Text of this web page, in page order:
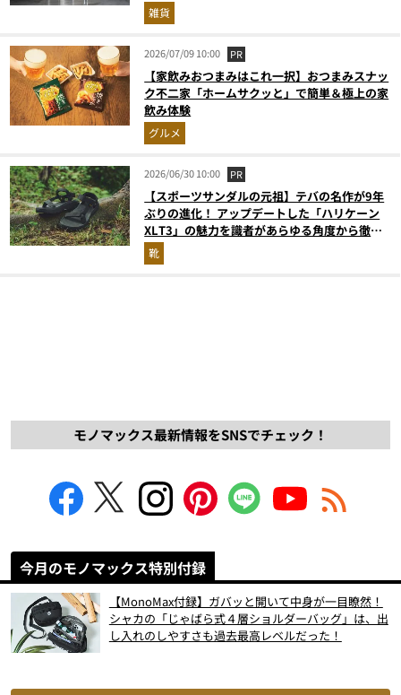
雑貨
2026/07/09 10:00 PR
【家飲みおつまみはこれ一択】おつまみスナッ
ク不二家「ホームサクッと」で簡単＆極上の家
飲み体験
グルメ
2026/06/30 10:00 PR
【スポーツサンダルの元祖】テバの名作が9年
ぶりの進化！ アップデートした「ハリケーン
XLT3」の魅力を識者があらゆる角度から徹底
解説！
靴
モノマックス最新情報をSNSでチェック！
今月のモノマックス特別付録
【MonoMax付録】ガバッと開いて中身が一目瞭然！
シャカの「じゃばら式４層ショルダーバッグ」は、出
し入れのしやすさも過去最高レベルだった！